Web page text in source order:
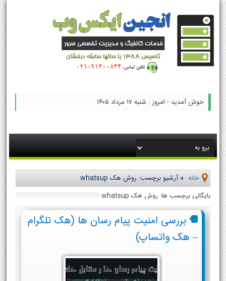
خوش آمدید - امروز : شنبه ۱۷ مرداد ۱۴۰۵
خانه »آرشیو برچسب: روش هک whatsup
بایگانی برچسب ها: روش هک whatsup
بررسی امنیت پیام رسان ها (هک تلگرام
– هک واتساپ)